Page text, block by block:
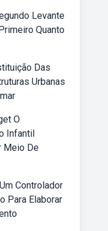
Levante
Quanto
Das
Urbanas
O
Infantil
Meio De
Controlador
Para Elaborar